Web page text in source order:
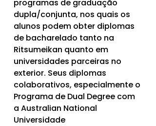
programas de graduação
dupla/conjunta, nos quais os
alunos podem obter diplomas
de bacharelado tanto na
Ritsumeikan quanto em
universidades parceiras no
exterior. Seus diplomas
colaborativos, especialmente o
Programa de Dual Degree com
a Australian National
Universidade